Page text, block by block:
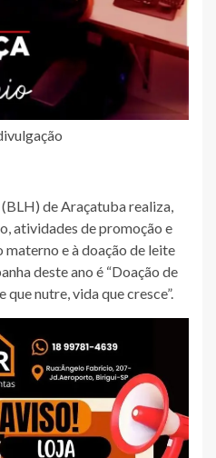
de Araçatuba realiza,
atividades de promoção e
e à doação de leite
deste ano é “Doação de
nutre, vida que cresce”.